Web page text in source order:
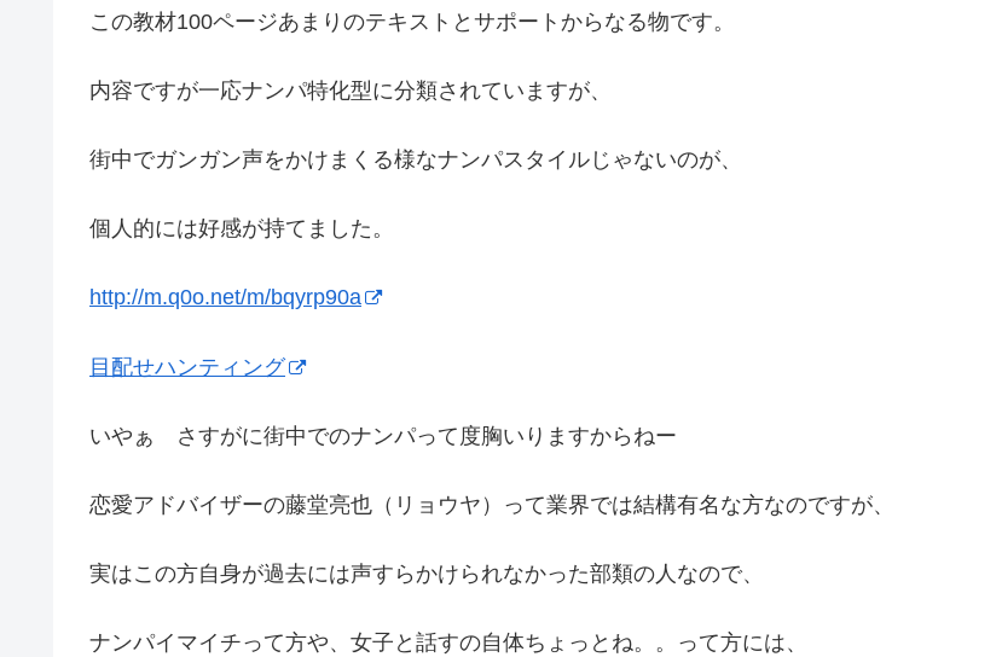
この教材100ページあまりのテキストとサポートからなる物です。
内容ですが一応ナンパ特化型に分類されていますが、
街中でガンガン声をかけまくる様なナンパスタイルじゃないのが、
個人的には好感が持てました。
http://m.q0o.net/m/bqyrp90a
目配せハンティング
いやぁ さすがに街中でのナンパって度胸いりますからねー
恋愛アドバイザーの藤堂亮也（リョウヤ）って業界では結構有名な方なのですが、
実はこの方自身が過去には声すらかけられなかった部類の人なので、
ナンパイマイチって方や、女子と話すの自体ちょっとね。。って方には、